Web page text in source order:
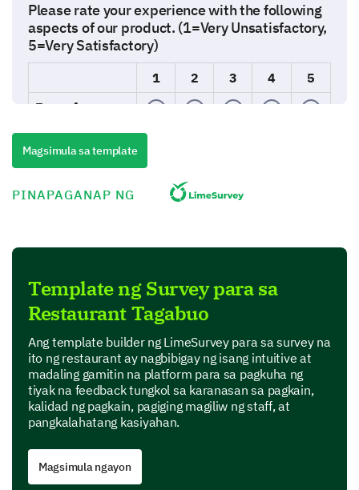
Please rate your experience with the following
aspects of our product. (1=Very Unsatisfactory,
5=Very Satisfactory)
1 2 3 4
5
Ease of use
Performance
In this section, we are interested in your perspective
on specific features of our product.
Which features of our product do you find most
useful? (Select all that apply)
Feature A
Feature B
Feature C
Magsimula sa template
PINAPAGANAP NG
Template ng Survey para sa
Restaurant Tagabuo
Ang template builder ng LimeSurvey para sa survey na
ito ng restaurant ay nagbibigay ng isang intuitive at
madaling gamitin na platform para sa pagkuha ng
tiyak na feedback tungkol sa karanasan sa pagkain,
kalidad ng pagkain, pagiging magiliw ng staff, at
pangkalahatang kasiyahan.
Magsimula ngayon